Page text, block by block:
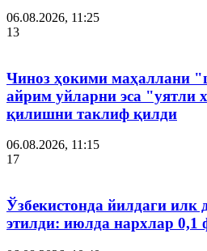
06.08.2026, 11:25
13
Чиноз ҳокими маҳаллани
айрим уйларни эса "уятли
қилишни таклиф қилди
06.08.2026, 11:15
17
Ўзбекистонда йилдаги илк
этилди: июлда нархлар 0,1